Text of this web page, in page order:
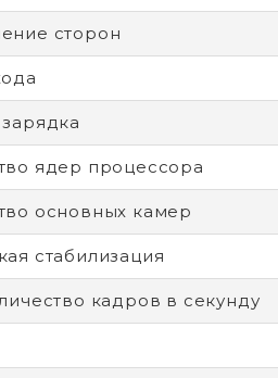
сторон
ядер процессора
основных камер
стабилизация
кадров в секунду